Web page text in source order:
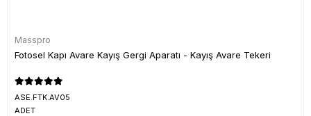
Masspro
Fotosel Kapı Avare Kayış Gergi Aparatı - Kayış Avare Tekeri
ASE.FTK.AV05
ADET